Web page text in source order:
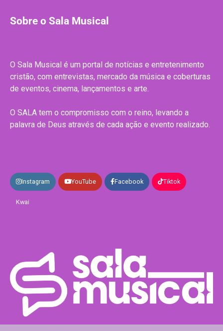
Sobre o Sala Musical
O Sala Musical é um portal de notícias e entretenimento
cristão, com entrevistas, mercado da música e coberturas
de eventos, cinema, lançamentos e arte.
O SALA tem o compromisso com o reino, levando a
palavra de Deus através de cada ação e evento realizado.
Instagram YouTube Facebook Tiktok
Kwai